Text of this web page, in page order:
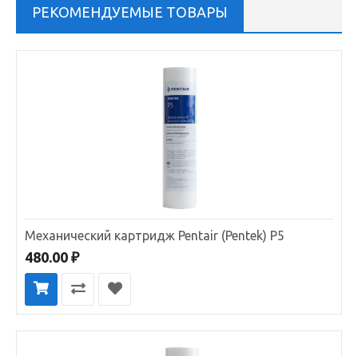
РЕКОМЕНДУЕМЫЕ ТОВАРЫ
Механический картридж Pentair (Pentek) P5
480.00 ₽